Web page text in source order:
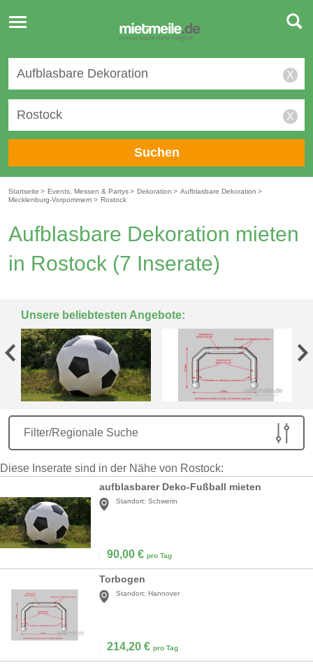
Toggle
navigation
X
X
Suchen
Startseite > Events, Messen & Partys> Dekoration > Aufblasbare Dekoration >
Mecklenburg-Vorpommern > Rostock
Aufblasbare Dekoration mieten
in Rostock (7 Inserate)
Unsere beliebtesten Angebote:
Filter/Regionale Suche
Diese Inserate sind in der Nähe von Rostock:
aufblasbarer Deko-Fußball mieten
Standort: Schwerin
90,00 € pro Tag
Torbogen
Standort: Hannover
214,20 € pro Tag